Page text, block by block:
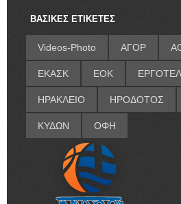
ΒΑΣΙΚΕΣ ΕΤΙΚΕΤΕΣ
Videos-Photo ΑΓΟΡ
ΕΚΑΣΚ ΕΟΚ
ΗΡΑΚΛΕΙΟ ΗΡΟΔΟΤΟΣ
ΚΥΔΩΝ ΟΦΗ